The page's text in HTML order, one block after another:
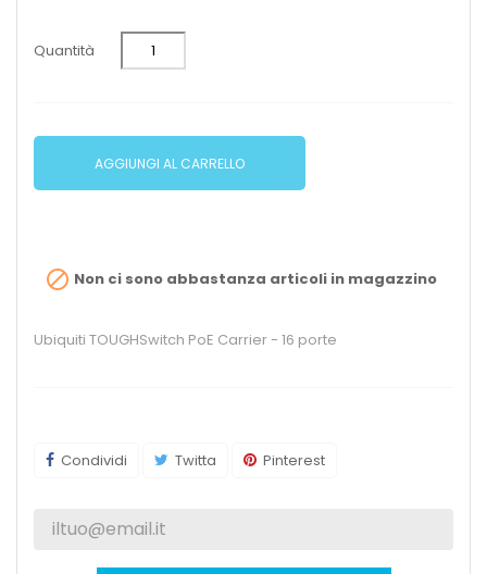
Quantità
AGGIUNGI AL CARRELLO
 Non ci sono abbastanza articoli in magazzino
Ubiquiti TOUGHSwitch PoE Carrier - 16 porte
Condividi Twitta Pinterest